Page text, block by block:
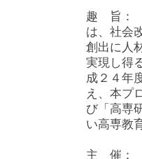
趣 旨：
は、社会
創出に人
実現し得
成２４年
え、本プ
び「高専
い高専教
主 催：